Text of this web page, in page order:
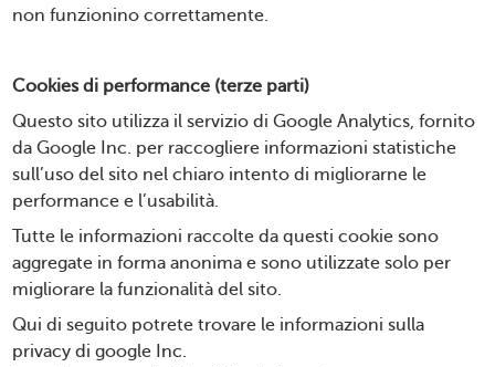
non funzionino correttamente.
Cookies di performance (terze parti)
Questo sito utilizza il servizio di Google Analytics, fornito
da Google Inc. per raccogliere informazioni statistiche
sull’uso del sito nel chiaro intento di migliorarne le
performance e l’usabilità.
Tutte le informazioni raccolte da questi cookie sono
aggregate in forma anonima e sono utilizzate solo per
migliorare la funzionalità del sito.
Qui di seguito potrete trovare le informazioni sulla
privacy di google Inc.